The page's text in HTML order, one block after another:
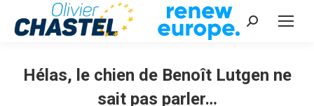
Recherche
Hélas, le chien de Benoît Lutgen ne
sait pas parler…